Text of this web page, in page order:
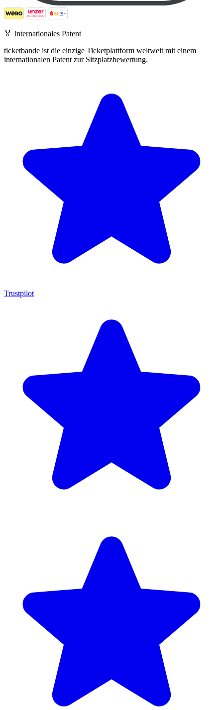
🏅 Internationales Patent
ticketbande ist die einzige Ticketplattform weltweit mit einem
internationalen Patent zur Sitzplatzbewertung.
Trustpilot